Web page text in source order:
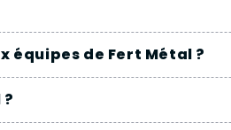
équipes de Fert Métal ?